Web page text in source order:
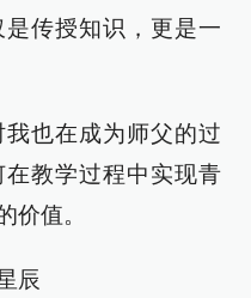
传授知识，更是一
也在成为师父的过
教学过程中实现青
价值。
辰